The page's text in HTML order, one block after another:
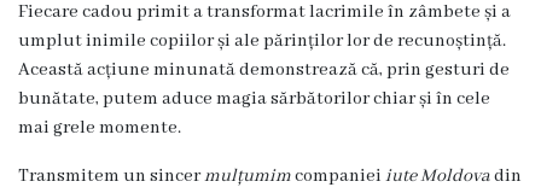
primiri
urgente
Secția
nr.
Fiecare cadou primit a transformat lacrimile în zâmbete și a
umplut inimile copiilor și ale părinților lor de recunoștință.
Această acțiune minunată demonstrează că, prin gesturi de
bunătate, putem aduce magia sărbătorilor chiar și în cele
mai grele momente.
Transmitem un sincermulțumimcompaniei iute Moldovadin